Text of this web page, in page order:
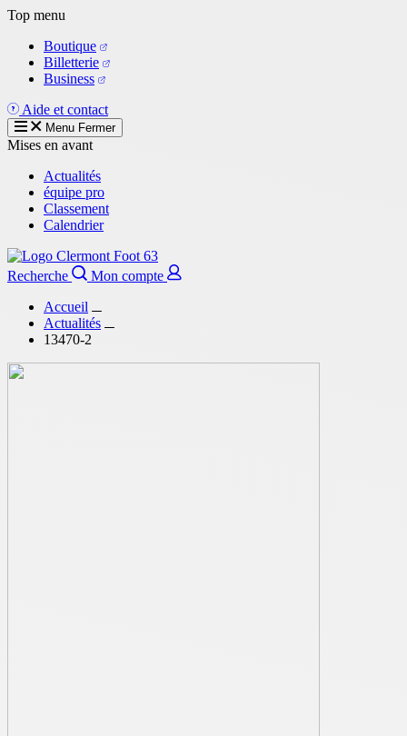
Aller
contenu
principal
Top menu
Boutique
Billetterie
Business
Aide et contact
Menu Fermer
Mises en avant
Actualités
équipe pro
Classement
Calendrier
Recherche
Mon compte
Accueil
Actualités
13470-2